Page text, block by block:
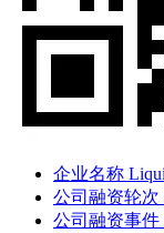
企业名称
公司融资轮次
公司融资事件